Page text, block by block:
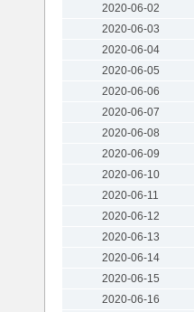
2020-06-02
2020-06-03
2020-06-04
2020-06-05
2020-06-06
2020-06-07
2020-06-08
2020-06-09
2020-06-10
2020-06-11
2020-06-12
2020-06-13
2020-06-14
2020-06-15
2020-06-16